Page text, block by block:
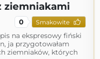
ziemniakami
0 Smakowite
na ekspresowy fiński
ja przygotowałam
ziemniaków, których